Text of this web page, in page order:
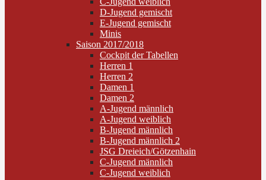
D-Jugend gemischt
E-Jugend gemischt
Minis
Saison 2017/2018
Cockpit der Tabellen
Herren 1
Herren 2
Damen 1
Damen 2
A-Jugend männlich
A-Jugend weiblich
B-Jugend männlich
B-Jugend männlich 2
JSG Dreieich/Götzenhain
C-Jugend männlich
C-Jugend weiblich